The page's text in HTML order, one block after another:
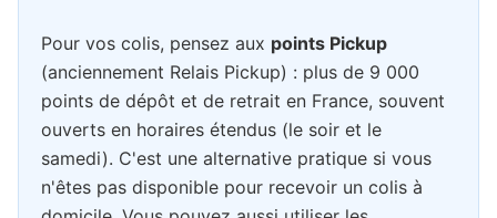
Pour vos colis, pensez aux points Pickup
(anciennement Relais Pickup) : plus de 9 000
points de dépôt et de retrait en France, souvent
ouverts en horaires étendus (le soir et le
samedi). C'est une alternative pratique si vous
n'êtes pas disponible pour recevoir un colis à